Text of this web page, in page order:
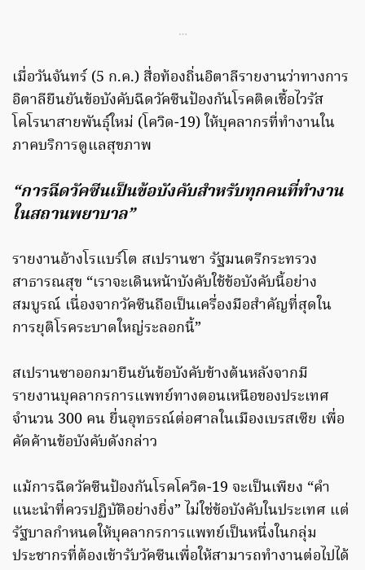
…
เมื่อวันจันทร์ (5 ก.ค.) สื่อท้องถิ่นอิตาลีรายงานว่าทางการ
อิตาลียืนยันข้อบังคับฉีดวัคซีนป้องกันโรคติดเชื้อไวรัส
โคโรนาสายพันธุ์ใหม่ (โควิด-19) ให้บุคลากรที่ทำงานใน
ภาคบริการดูแลสุขภาพ
“การฉีดวัคซีนเป็นข้อบังคับสำหรับทุกคนที่ทำงาน
ในสถานพยาบาล”
รายงานอ้างโรแบร์โต สเปรานซา รัฐมนตรีกระทรวง
สาธารณสุข “เราจะเดินหน้าบังคับใช้ข้อบังคับนี้อย่าง
สมบูรณ์ เนื่องจากวัคซีนถือเป็นเครื่องมือสำคัญที่สุดใน
การยุติโรคระบาดใหญ่ระลอกนี้”
สเปรานซาออกมายืนยันข้อบังคับข้างต้นหลังจากมี
รายงานบุคลากรการแพทย์ทางตอนเหนือของประเทศ
จำนวน 300 คน ยื่นอุทธรณ์ต่อศาลในเมืองเบรสเซีย เพื่อ
คัดค้านข้อบังคับดังกล่าว
แม้การฉีดวัคซีนป้องกันโรคโควิด-19 จะเป็นเพียง “คำ
แนะนำที่ควรปฏิบัติอย่างยิ่ง” ไม่ใช่ข้อบังคับในประเทศ แต่
รัฐบาลกำหนดให้บุคลากรการแพทย์เป็นหนึ่งในกลุ่ม
ประชากรที่ต้องเข้ารับวัคซีนเพื่อให้สามารถทำงานต่อไปได้